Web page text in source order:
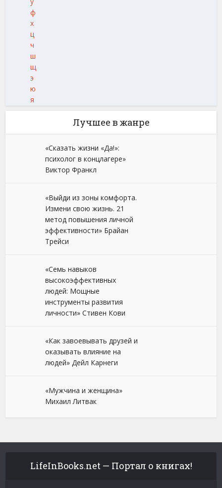
ф
х
ц
ч
ш
щ
э
ю
я
Лучшее в жанре
«Сказать жизни «Да!»:
психолог в концлагере»
Виктор Франкл
«Выйди из зоны комфорта.
Измени свою жизнь. 21
метод повышения личной
эффективности» Брайан
Трейси
«Семь навыков
высокоэффективных
людей: Мощные
инструменты развития
личности» Стивен Кови
«Как завоевывать друзей и
оказывать влияние на
людей» Дейл Карнеги
«Мужчина и женщина»
Михаил Литвак
LifeInBooks.net — Портал о книгах!